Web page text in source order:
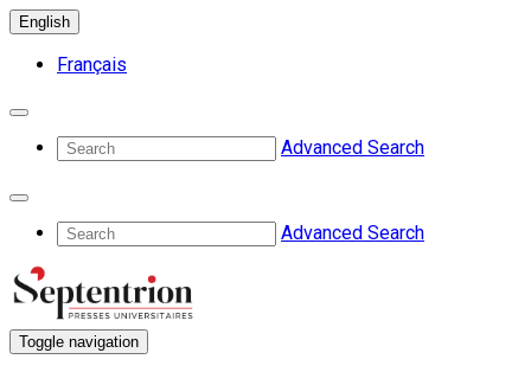
English
Français
Advanced Search
Advanced Search
Toggle navigation